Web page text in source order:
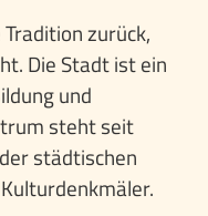
zurück,
Die Stadt ist ein
und
steht seit
städtischen